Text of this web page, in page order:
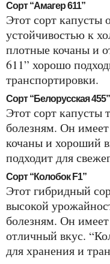
Сорт “Амагер 611”
Этот сорт капусты отличается высокой
устойчивостью к
плотные кочаны и
611” хорошо
транспортировки.
Сорт “Белорусская 455”
Этот сорт капусты также устойчив к холоду и
болезням. Он
кочаны и хороший
подходит для
Сорт “Колобок F1”
Этот гибридный сорт капусты отличается
высокой
болезням. Он
отличный вкус.
для хранения и